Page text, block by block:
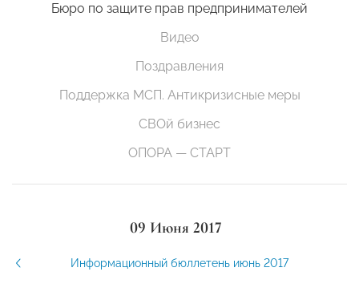
Бюро по защите прав предпринимателей
Видео
Поздравления
Поддержка МСП. Антикризисные меры
СВОй бизнес
ОПОРА — СТАРТ
09 Июня 2017
Информационный бюллетень июнь 2017